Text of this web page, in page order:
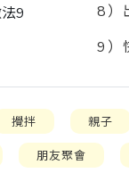
8）
9 ）
攪拌 親子
朋友聚會